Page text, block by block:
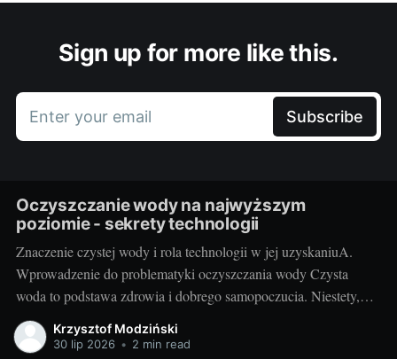
Sign up for more like this.
Enter your email Subscribe
Oczyszczanie wody na najwyższym
poziomie - sekrety technologii
Znaczenie czystej wody i rola technologii w jej uzyskaniuA.
Wprowadzenie do problematyki oczyszczania wody Czysta
woda to podstawa zdrowia i dobrego samopoczucia. Niestety,
dzisiejszy stan środowiska naturalnego często uniemożliwia
korzystanie z idealnie czystej wody źródlanej. Trudno też zawsze
Krzysztof Modziński
30 lip 2026 • 2 min read